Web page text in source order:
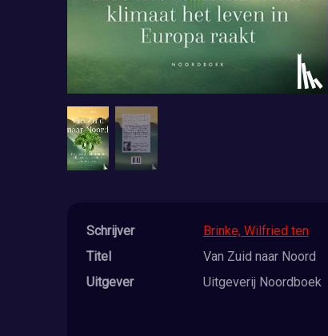
Schrijver
Brinke, Wilfried ten
Titel
Van Zuid naar Noord
Uitgever
Uitgeverij Noordboek